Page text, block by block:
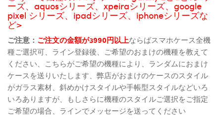
ーズ、aquosシリーズ、xpeiraシリーズ、google
pixel シリーズ、ipadシリーズ、iphoneシリーズな
ど>
ご注意： ご注文の金額が3990円以上ならばスマホケース全機
種ご選択可、ライン登録後、ご希望のおまけの機種を教えて
ください、こちらがご希望の機種により、ランダムにおまけ
ケースを送りいたします、弊店がおまけのケースのスタイル
がガラス素材、斜めかけスタイルや手帳型スタイルなどいろ
いろありますが、もしさらに機種のスタイルご選択をご指定
ご希望の場合、ラインでメッセージを送ってください